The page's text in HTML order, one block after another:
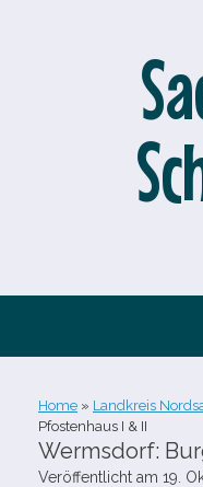
Home » Landkreis
Pfostenhaus I & II
Wermsdorf:
Veröffentlicht am 19.